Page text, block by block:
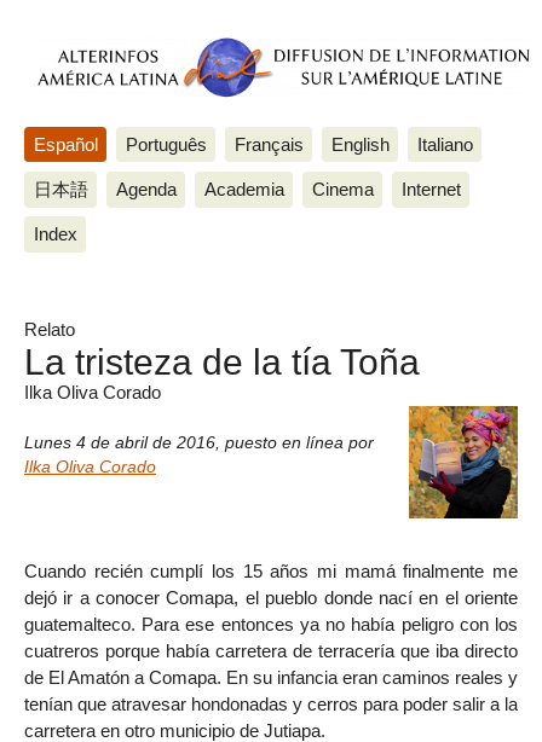
Español Português Français English Italiano
日本語 Agenda Academia Cinema Internet
Index
Relato
La tristeza de la tía Toña
Ilka Oliva Corado
Lunes 4 de abril de 2016 puesto en línea por
Ilka Oliva Corado
Cuando recién cumplí los 15 años mi mamá finalmente me
dejó ir a conocer Comapa, el pueblo donde nací en el oriente
guatemalteco. Para ese entonces ya no había peligro con los
cuatreros porque había carretera de terracería que iba directo
de El Amatón a Comapa. En su infancia eran caminos reales y
tenían que atravesar hondonadas y cerros para poder salir a la
carretera en otro municipio de Jutiapa.